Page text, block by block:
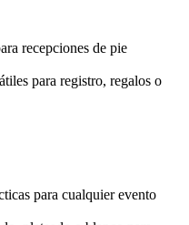
recepciones de pie
para registro, regalos o
para cualquier evento